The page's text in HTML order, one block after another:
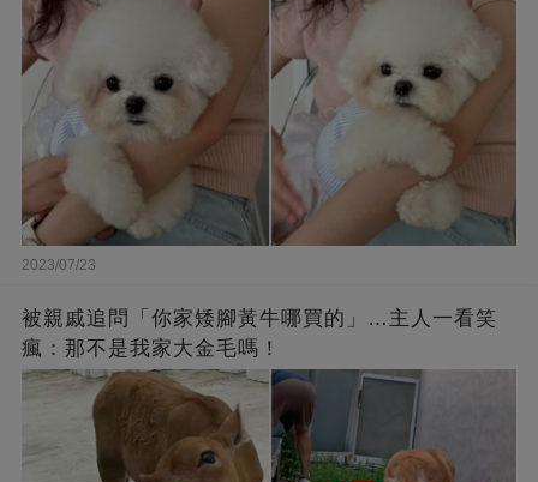
2023/07/23
被親戚追問「你家矮腳黃牛哪買的」…主人一看笑
瘋：那不是我家大金毛嗎！